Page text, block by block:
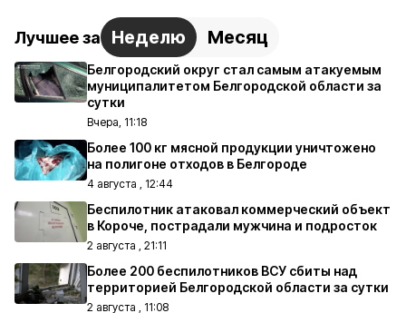
Лучшее за Неделю Месяц
Белгородский округ стал самым атакуемым
муниципалитетом Белгородской области за
сутки
Вчера, 11:18
Более 100 кг мясной продукции уничтожено
на полигоне отходов в Белгороде
4 августа , 12:44
Беспилотник атаковал коммерческий объект
в Короче, пострадали мужчина и подросток
2 августа , 21:11
Более 200 беспилотников ВСУ сбиты над
территорией Белгородской области за сутки
2 августа , 11:08